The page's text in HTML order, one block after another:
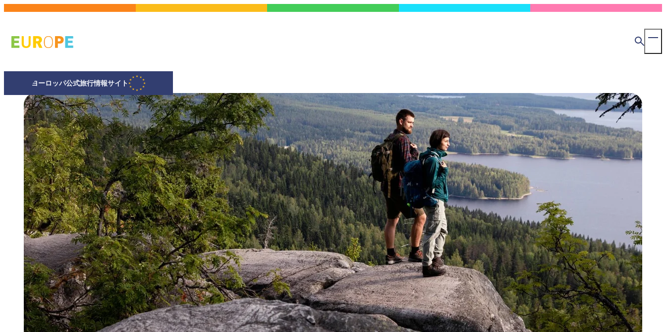
メ
ン
コ
ン
検
ヨーロッパ公式旅行情報サイト
MapLibre